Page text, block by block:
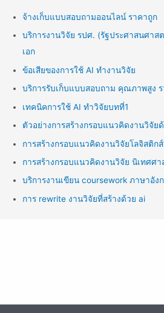
จ้างเก็บแบบสอบถามออนไลน์ ราคาถูก
บริการงานวิจัย รปศ. (รัฐประศาสนศา
เอก
ข้อเสียของการใช้ AI ทำงานวิจัย
บริการรับเก็บแบบสอบถาม คุณภาพสูง
เทคนิคการใช้ AI ทำวิจัยบทที่1
ตัวอย่างการสร้างกรอบแนวคิดงานวิจัย
การสร้างกรอบแนวคิดงานวิจัยโลจิสติก
การสร้างกรอบแนวคิดงานวิจัย นิเทศศา
บริการงานเขียน coursework ภาษาอัง
การ rewrite งานวิจัยที่สร้างด้วย ai